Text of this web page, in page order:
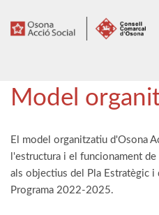
Model
El model organitzatiu d'Osona
l'estructura i el funcionament
als objectius del Pla Estratègic
Programa 2022-2025.